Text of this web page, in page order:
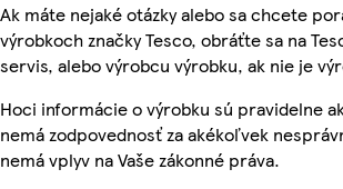
Ak máte nejaké otázky alebo sa chcete
výrobkoch značky Tesco, obráťte sa na
servis, alebo výrobcu výrobku, ak nie je
Hoci informácie o výrobku sú pravidelne
nemá zodpovednosť za akékoľvek
nemá vplyv na Vaše zákonné práva.